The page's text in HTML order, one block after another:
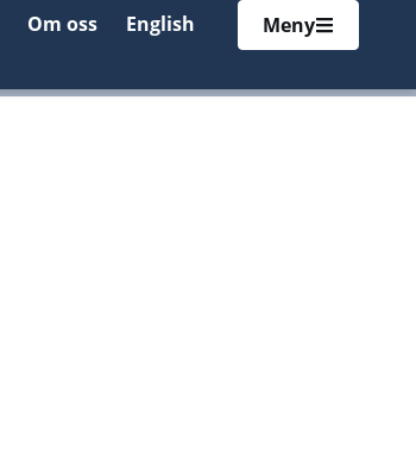
Om oss English Meny